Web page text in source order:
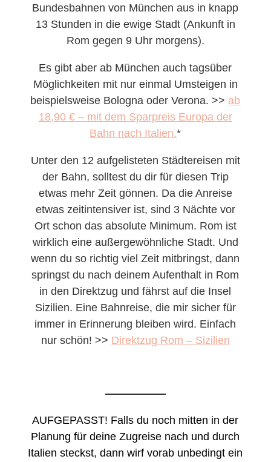
Bundesbahnen von München aus in knapp
13 Stunden in die ewige Stadt (Ankunft in
Rom gegen 9 Uhr morgens).
Es gibt aber ab München auch tagsüber
Möglichkeiten mit nur einmal Umsteigen in
beispielsweise Bologna oder Verona. >> ab
18,90 € – mit dem Sparpreis Europa der
Bahn nach Italien.*
Unter den 12 aufgelisteten Städtereisen mit
der Bahn, solltest du dir für diesen Trip
etwas mehr Zeit gönnen. Da die Anreise
etwas zeitintensiver ist, sind 3 Nächte vor
Ort schon das absolute Minimum. Rom ist
wirklich eine außergewöhnliche Stadt. Und
wenn du so richtig viel Zeit mitbringst, dann
springst du nach deinem Aufenthalt in Rom
in den Direktzug und fährst auf die Insel
Sizilien. Eine Bahnreise, die mir sicher für
immer in Erinnerung bleiben wird. Einfach
nur schön! >> Direktzug Rom – Sizilien
AUFGEPASST! Falls du noch mitten in der
Planung für deine Zugreise nach und durch
Italien steckst, dann wirf vorab unbedingt ein